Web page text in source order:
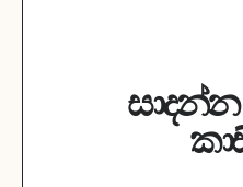
සාදන්න